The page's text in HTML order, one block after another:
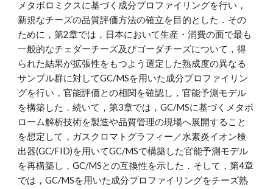
メタボロミクスに基づく成分プロファイリングを行い，
新規なチーズの品質評価方法の確立を目的とした．その
ために，第2章では，日本において生産・消費の面で最も
一般的なチェダーチーズ及びゴーダチーズについて，得
られた結果が拡張性をもつよう選定した熟成度の異なる
サンプル群に対してGC/MSを用いた成分プロファイリン
グを行い，官能評価との相関を確認し，官能予測モデル
を構築した．続いて，第3章では，GC/MSに基づくメタボ
ローム解析技術を製造や品質管理の現場へ展開すること
を想定して，ガスクロマトグラフィー／水素炎イオン検
出器(GC/FID)を用いてGC/MSで構築した官能予測モデル
を再構築し，GC/MSとの互換性を示した．そして，第4章
では，GC/MSを用いた成分プロファイリングをチーズ熟